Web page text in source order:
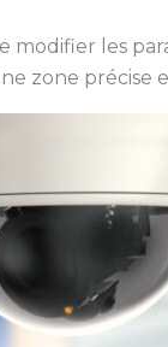
les
zone précise